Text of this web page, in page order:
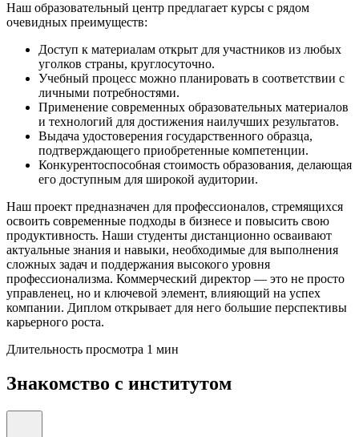
Наш образовательный центр предлагает курсы с рядом
очевидных преимуществ:
Доступ к материалам открыт для участников из любых
уголков страны, круглосуточно.
Учебный процесс можно планировать в соответствии с
личными потребностями.
Применение современных образовательных материалов
и технологий для достижения наилучших результатов.
Выдача удостоверения государственного образца,
подтверждающего приобретенные компетенции.
Конкурентоспособная стоимость образования, делающая
его доступным для широкой аудитории.
Наш проект предназначен для профессионалов, стремящихся
освоить современные подходы в бизнесе и повысить свою
продуктивность. Наши студенты дистанционно осваивают
актуальные знания и навыки, необходимые для выполнения
сложных задач и поддержания высокого уровня
профессионализма. Коммерческий директор — это не просто
управленец, но и ключевой элемент, влияющий на успех
компании. Диплом открывает для него большие перспективы
карьерного роста.
Длительность просмотра 1 мин
Знакомство с институтом